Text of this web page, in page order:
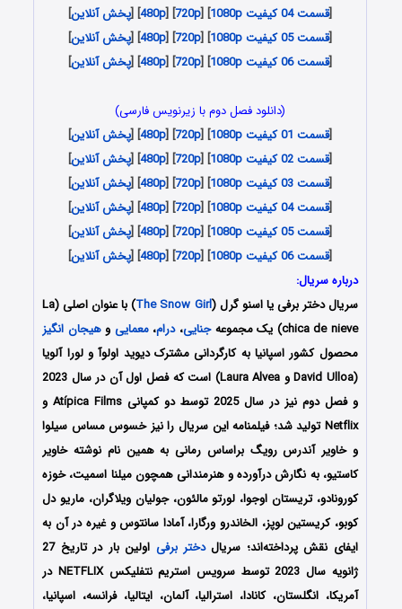
[قسمت 04 کیفیت 1080p ] [
720p
] [
480p
] [پخش آنلاین]
[قسمت 05 کیفیت 1080p ] [
720p
] [
480p
] [پخش آنلاین]
[قسمت 06 کیفیت 1080p ] [
720p
] [
480p
] [پخش آنلاین]
(دانلود فصل دوم با زیرنویس فارسی)
[قسمت 01 کیفیت 1080p ] [
720p
] [
480p
] [پخش آنلاین]
[قسمت 02 کیفیت 1080p ] [
720p
] [
480p
] [پخش آنلاین]
[قسمت 03 کیفیت 1080p ] [
720p
] [
480p
] [پخش آنلاین]
[قسمت 04 کیفیت 1080p ] [
720p
] [
480p
] [پخش آنلاین]
[قسمت 05 کیفیت 1080p ] [
720p
] [
480p
] [پخش آنلاین]
[قسمت 06 کیفیت 1080p ] [
720p
] [
480p
] [پخش آنلاین]
درباره سریال:
سریال دختر برفی یا اسنو گرل (The Snow Girl
) با عنوان اصلی (La
chica de nieve) یک مجموعه
جنایی،درام،معمایی وهیجان انگیز
محصول کشور اسپانیا به کارگردانی مشترک دیوید اولوآ و لورا آلویا
(David Ulloa و Laura Alvea) است که فصل اول آن در سال 2023
و فصل دوم نیز در سال 2025 توسط دو کمپانی Atípica Films و
Netflix تولید شد؛ فیلمنامه این سریال را نیز خسوس مساس سیلوا
و خاویر آندرس رویگ براساس رمانی به همین نام نوشته خاویر
کاستیو، به نگارش درآورده و هنرمندانی همچون میلنا اسمیت، خوزه
کورونادو، تریستان اوجوا، لورتو مالئون، جولیان ویلاگران، ماریو دل
کوبو، کریستین لوپز، الخاندرو ورگارا، آمادا سانتوس و غیره در آن به
ایفای نقش پرداخته‌اند؛ سریالدختر برفی
اولین بار در تاریخ 27
ژانویه سال 2023 توسط سرویس استریم نتفلیکس NETFLIX در
آمریکا، انگلستان، کانادا، استرالیا، آلمان، ایتالیا، فرانسه، اسپانیا،